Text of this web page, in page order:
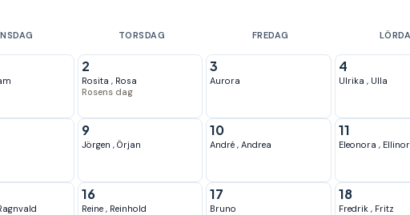
TORSDAG FREDAG
2
Rosita , Rosa
Rosens dag
3
Aurora
4
Ulrika , Ulla
9
Jörgen , Örjan
10
André ,Andrea
11
Eleonora , Ellinor
16
Reine, Reinhold
17
Bruno
18
Fredrik , Fritz